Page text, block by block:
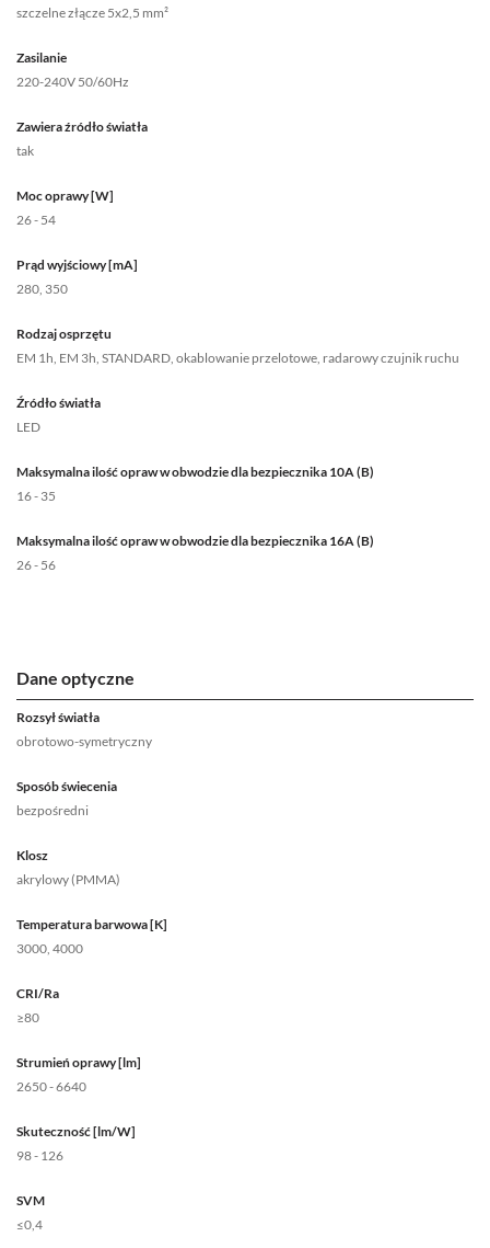
szczelne złącze 5x2,5 mm²
Zasilanie
220-240V 50/60Hz
Zawiera źródło światła
tak
Moc oprawy [W]
26 - 54
Prąd wyjściowy [mA]
280, 350
Rodzaj osprzętu
EM 1h, EM 3h, STANDARD, okablowanie przelotowe, radarowy czujnik ruchu
Źródło światła
LED
Maksymalna ilość opraw w obwodzie dla bezpiecznika 10A (B)
16 - 35
Maksymalna ilość opraw w obwodzie dla bezpiecznika 16A (B)
26 - 56
Dane optyczne
Rozsył światła
obrotowo-symetryczny
Sposób świecenia
bezpośredni
Klosz
akrylowy (PMMA)
Temperatura barwowa [K]
3000, 4000
CRI/Ra
≥80
Strumień oprawy [lm]
2650 - 6640
Skuteczność [lm/W]
98 - 126
SVM
≤0,4